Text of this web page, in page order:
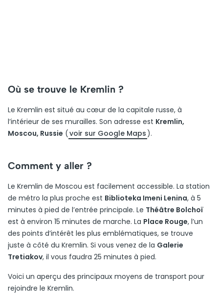
Où se trouve le Kremlin ?
Le Kremlin est situé au cœur de la capitale russe, à
l’intérieur de ses murailles. Son adresse est Kremlin,
Moscou, Russie (voir sur Google Maps ).
Comment y aller ?
Le Kremlin de Moscou est facilement accessible. La station
de métro la plus proche est Biblioteka Imeni Lenina, à 5
minutes à pied de l’entrée principale. Le Théâtre Bolchoï
est à environ 15 minutes de marche. La Place Rouge, l’un
des points d’intérêt les plus emblématiques, se trouve
juste à côté du Kremlin. Si vous venez de la Galerie
Tretiakov, il vous faudra 25 minutes à pied.
Voici un aperçu des principaux moyens de transport pour
rejoindre le Kremlin.